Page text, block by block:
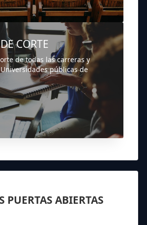
CORTE
de todas las carreras y
públicas de
PUERTAS ABIERTAS